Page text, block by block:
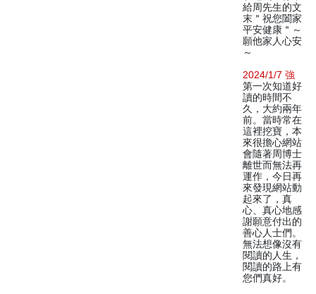
給周先生的文
末＂祝您闔家
平安健康＂～
願他家人心安
～
2024/1/7 強
第一次知道好
讀的時間不
久，大約兩年
前。當時常在
這裡挖寶，本
來很擔心網站
會隨著周博士
離世而無法再
運作，今日再
來發現網站動
起來了，真
心、真心地感
謝願意付出的
善心人士們。
無法想像沒有
閱讀的人生，
閱讀的路上有
您們真好。